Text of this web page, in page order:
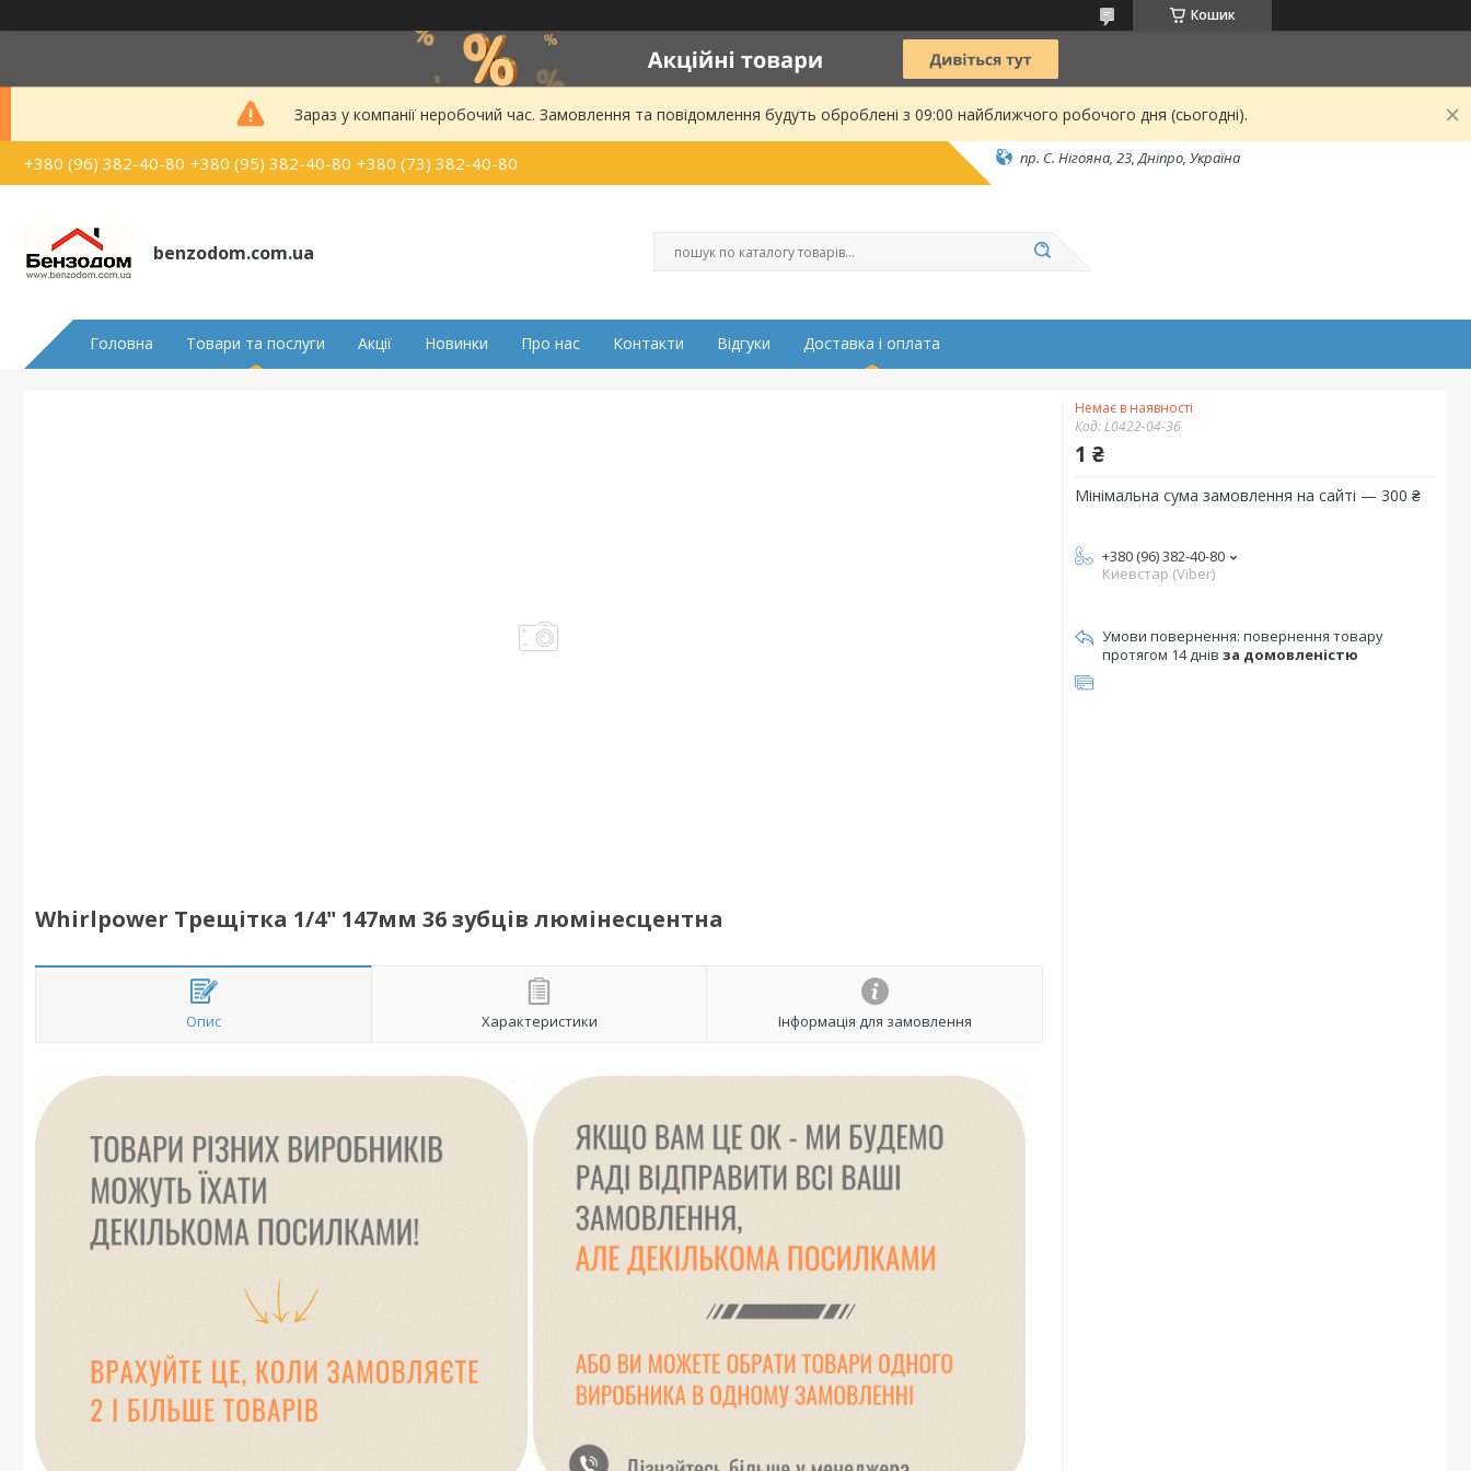
Кошик
Зараз у компанії неробочий час. Замовлення та повідомлення будуть оброблені з 09:00 найближчого робочого дня (сьогодні).
+380 (96) 382-40-80 +380 (95) 382-40-80 +380 (73) 382-40-80 пр. С. Нігояна, 23, Дніпро, Україна
benzodom.com.ua
Головна Товари та послуги Акції Новинки Про нас Контакти Відгуки Доставка і оплата
Whirlpower Трещітка 1/4" 147мм 36 зубців люмінесцентна
Опис Характеристики Інформація для замовлення
Немає в наявності
Код:L0422-04-36
1 ₴
Мінімальна сума замовлення на сайті — 300 ₴
+380 (96) 382-40-80
Киевстар (Viber)
повернення товару
протягом 14 днів за домовленістю